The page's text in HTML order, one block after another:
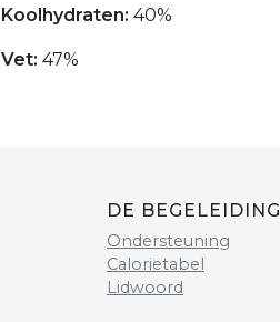
Koolhydraten: 40%
Vet: 47%
DE BEGELEIDING
Ondersteuning
Calorietabel
Lidwoord